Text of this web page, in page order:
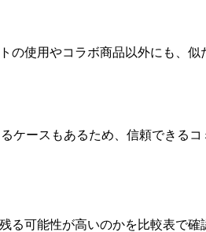
の使用やコラボ商品以外にも、
ケースもあるため、信頼できる
可能性が高いのかを比較表で確